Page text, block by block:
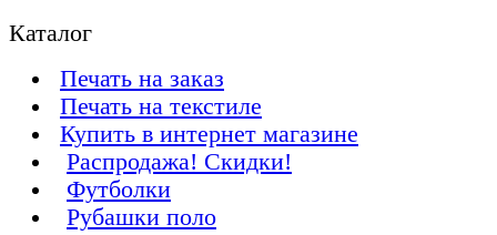
Каталог
Печать на заказ
Печать на текстиле
Купить в интернет магазине
Распродажа! Скидки!
Футболки
Рубашки поло